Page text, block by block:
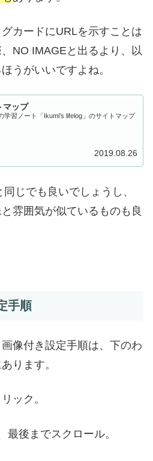
カードにURLを示すことは
NO IMAGEと出るより、以
うがいいですよね。
マップ
学習ノート「Ikumi's lifelog」のサイトマップ
2019.08.26
じでも良いでしょうし、
雰囲気が似ているものも良
手順
像付き設定手順は、下のわ
ります。
ック。
最後までスクロール。